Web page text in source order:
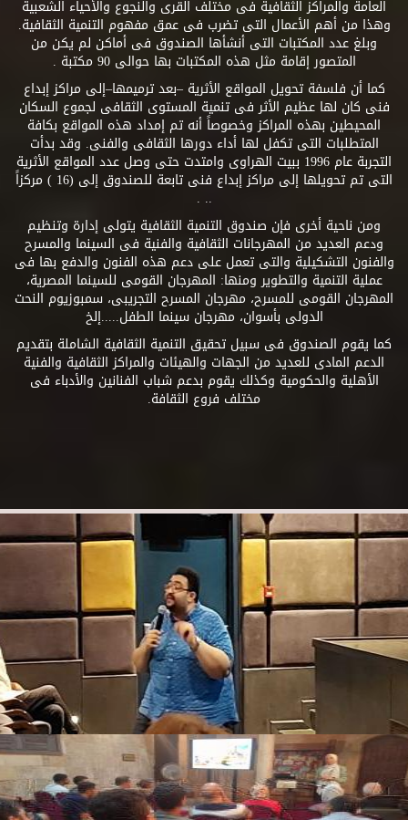
العامة والمراكز الثقافية فى مختلف القرى والنجوع والأحياء الشعبية
وهذا من أهم الأعمال التى تضرب فى عمق مفهوم التنمية الثقافية.
وبلغ عدد المكتبات التى أنشأها الصندوق فى أماكن لم يكن من
المتصور إقامة مثل هذه المكتبات بها حوالى 90 مكتبة .
كما أن فلسفة تحويل المواقع الأثرية –بعد ترميمها–إلى مراكز إبداع
فنى كان لها عظيم الأثر فى تنمية المستوى الثقافى لجموع السكان
المحيطين بهذه المراكز وخصوصاً أنه تم إمداد هذه المواقع بكافة
المتطلبات التى تكفل لها أداء دورها الثقافى والفنى. وقد بدأت
التجربة عام 1996 ببيت الهراوى وامتدت حتى وصل عدد المواقع الأثرية
التى تم تحويلها إلى مراكز إبداع فنى تابعة للصندوق إلى (16 ) مركزاً
.. .
ومن ناحية أخرى فإن صندوق التنمية الثقافية يتولى إدارة وتنظيم
ودعم العديد من المهرجانات الثقافية والفنية فى السينما والمسرح
والفنون التشكيلية والتى تعمل على دعم هذه الفنون والدفع بها فى
عملية التنمية والتطوير ومنها: المهرجان القومى للسينما المصرية،
المهرجان القومى للمسرح، مهرجان المسرح التجريبى، سمبوزيوم النحت
الدولى بأسوان، مهرجان سينما الطفل.....إلخ
كما يقوم الصندوق فى سبيل تحقيق التنمية الثقافية الشاملة بتقديم
الدعم المادى للعديد من الجهات والهيئات والمراكز الثقافية والفنية
الأهلية والحكومية وكذلك يقوم بدعم شباب الفنانين والأدباء فى
مختلف فروع الثقافة.